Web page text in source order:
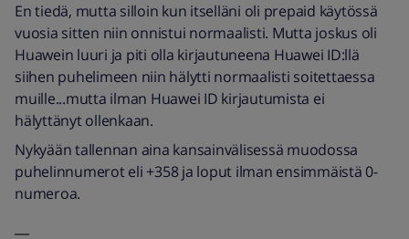
En tiedä, mutta silloin kun itselläni oli prepaid käytössä
vuosia sitten niin onnistui normaalisti. Mutta joskus oli
Huawein luuri ja piti olla kirjautuneena Huawei ID:llä
siihen puhelimeen niin hälytti normaalisti soitettaessa
muille...mutta ilman Huawei ID kirjautumista ei
hälyttänyt ollenkaan.
Nykyään tallennan aina kansainvälisessä muodossa
puhelinnumerot eli +358 ja loput ilman ensimmäistä 0-
numeroa.